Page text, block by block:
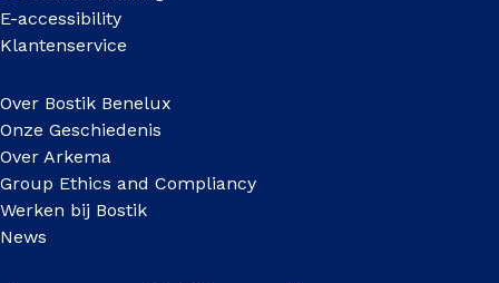
E-accessibility
Klantenservice
Over Bostik Benelux
Onze Geschiedenis
Over Arkema
Group Ethics and Compliancy
Werken bij Bostik
News